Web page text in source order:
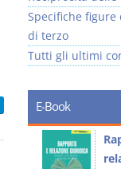
Specifiche
di terzo
Tutti gli ultimi
E-Book